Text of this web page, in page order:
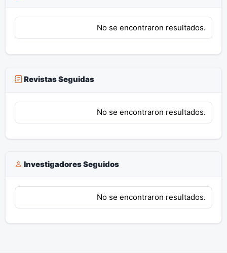
No se encontraron resultados.
Revistas Seguidas
No se encontraron resultados.
Investigadores Seguidos
No se encontraron resultados.